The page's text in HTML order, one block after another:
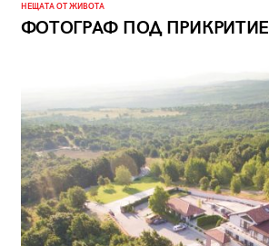
НЕЩАТА ОТ ЖИВОТА
ФОТОГРАФ ПОД ПРИКРИТИЕ